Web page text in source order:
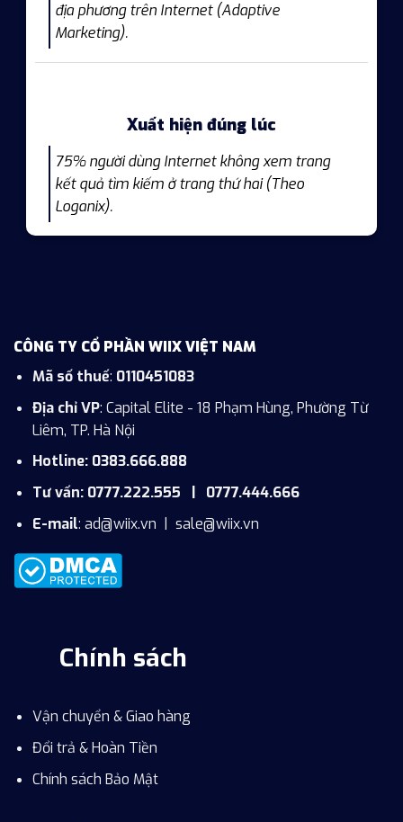
địa phương trên Internet (Adaptive
Marketing).
Xuất hiện đúng lúc
75% người dùng Internet không xem trang
kết quả tìm kiếm ở trang thứ hai (Theo
Loganix).
CÔNG TY CỔ PHẦN WIIX VIỆT NAM
Mã số thuế: 0110451083
Địa chỉ VP: Capital Elite - 18 Phạm Hùng, Phường Từ
Liêm, TP. Hà Nội
Hotline: 0383.666.888
Tư vấn: 0777.222.555 | 0777.444.666
E-mail: ad@wiix.vn | sale@wiix.vn
Chính sách
Vận chuyển & Giao hàng
Đổi trả & Hoàn Tiền
Chính sách Bảo Mật